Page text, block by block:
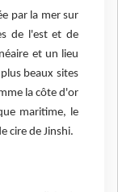
par la mer sur
de l'est et de
et un lieu
beaux sites
la côte d'or
maritime, le
cire de Jinshi.